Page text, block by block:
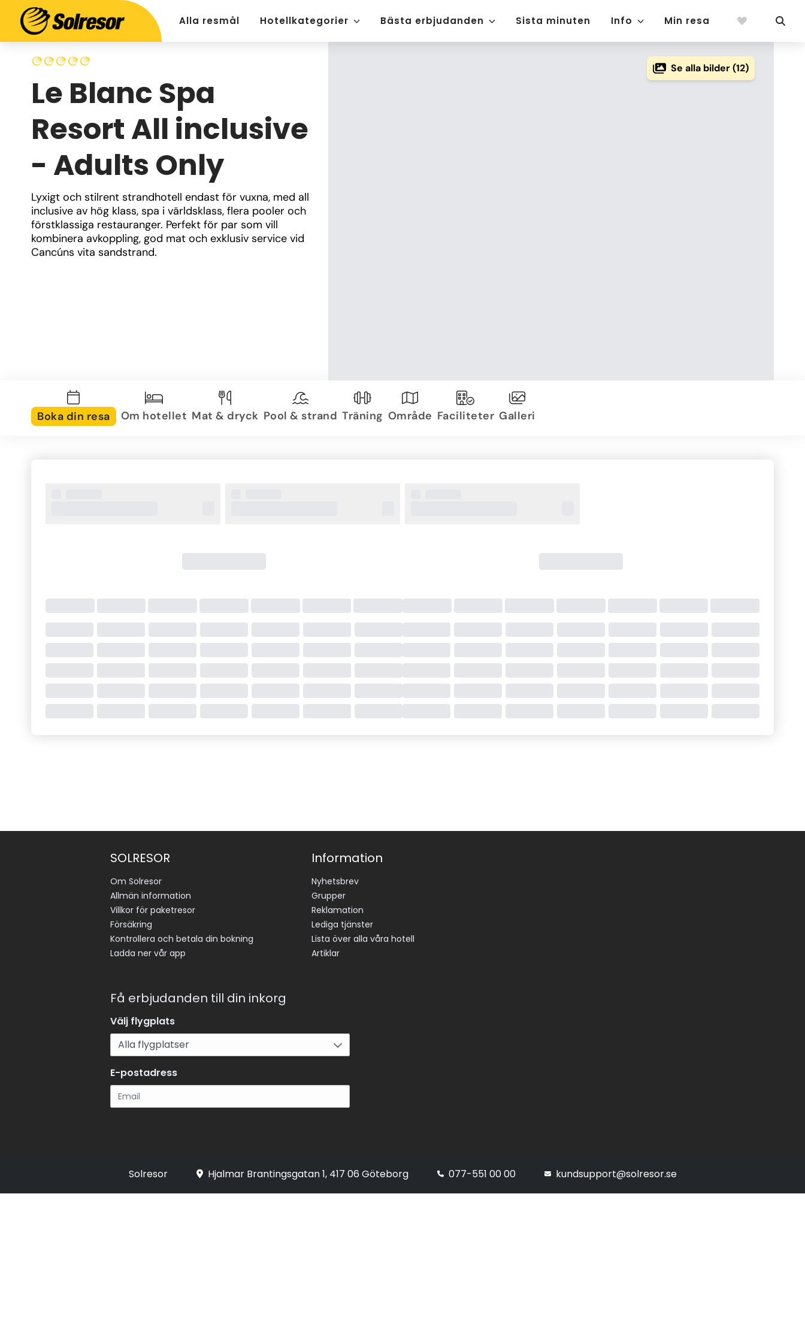
Alla resmål Hotellkategorier Bästa erbjudanden Sista minuten Info Min resa
Le Blanc Spa
Resort All inclusive
- Adults Only
Lyxigt och stilrent strandhotell endast för vuxna, med all
inclusive av hög klass, spa i världsklass, flera pooler och
förstklassiga restauranger. Perfekt för par som vill
kombinera avkoppling, god mat och exklusiv service vid
Cancúns vita sandstrand.
Se alla bilder (12)
Boka din resa Om hotellet Mat & dryck Pool & strand Träning Område Faciliteter Galleri
SOLRESOR
Om Solresor
Allmän information
Villkor för paketresor
Försäkring
Kontrollera och betala din bokning
Ladda ner vår app
Information
Nyhetsbrev
Grupper
Reklamation
Lediga tjänster
Lista över alla våra hotell
Artiklar
Få erbjudanden till din inkorg
Välj flygplats
E-postadress
Solresor Hjalmar Brantingsgatan 1, 417 06 Göteborg 077-551 00 00 kundsupport@solresor.se